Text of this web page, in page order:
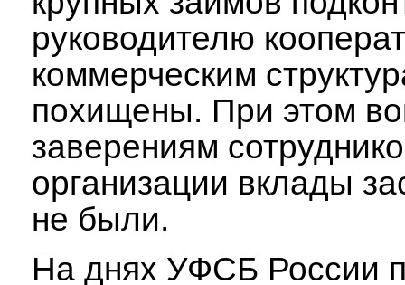
руководителю
коммерческим
похищены. При этом
заверениям
организации вклады
не были.
На днях УФСБ России